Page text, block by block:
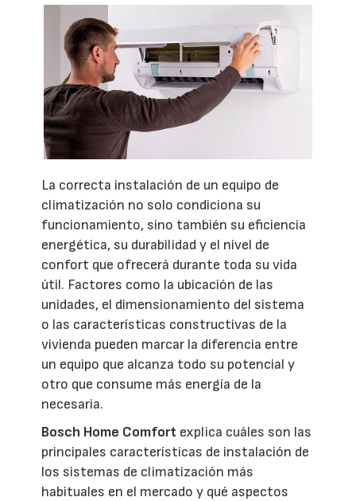
La correcta instalación de un equipo de
climatización no solo condiciona su
funcionamiento, sino también su eficiencia
energética, su durabilidad y el nivel de
confort que ofrecerá durante toda su vida
útil. Factores como la ubicación de las
unidades, el dimensionamiento del sistema
o las características constructivas de la
vivienda pueden marcar la diferencia entre
un equipo que alcanza todo su potencial y
otro que consume más energía de la
necesaria.
Bosch Home Comfort explica cuáles son las
principales características de instalación de
los sistemas de climatización más
habituales en el mercado y qué aspectos